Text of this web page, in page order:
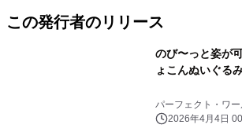
この発行者のリリース
のび〜っと姿が
ょこんぬいぐる
パーフェクト・ワ
2026年4月4日